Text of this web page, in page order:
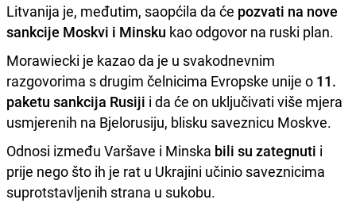
Litvanija je, međutim, saopćila da će pozvati na nove
sankcije Moskvi i Minsku kao odgovor na ruski plan.
Morawiecki je kazao da je u svakodnevnim
razgovorima s drugim čelnicima Evropske unije o 11.
paketu sankcija Rusiji i da će on uključivati više mjera
usmjerenih na Bjelorusiju, blisku saveznicu Moskve.
Odnosi između Varšave i Minska bili su zategnuti i
prije nego što ih je rat u Ukrajini učinio saveznicima
suprotstavljenih strana u sukobu.